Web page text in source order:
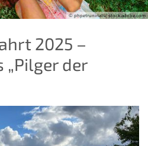
© phpetrunina14| stock.adobe.com
2025 –
der